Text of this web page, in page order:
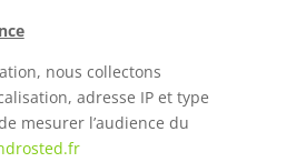
nous collectons
adresse IP et type
mesurer l’audience du